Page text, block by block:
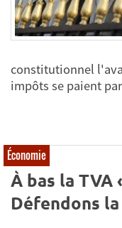
constitutionnel
impôts se paient
Économie
À bas la TVA
Défendons